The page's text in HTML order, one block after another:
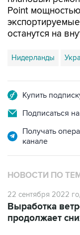
Point
останутся на
Нидерланды
Купить
Подписаться
Получать
канале
НОВОСТИ ПО
22 сентября 2022
Выработка
продолжает